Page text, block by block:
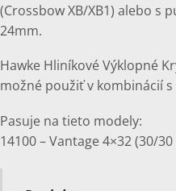
(Crossbow XB/XB1) alebo s
24mm.
Hawke Hliníkové Výklopné
možné použiť v kombinácií
Pasuje na tieto modely:
14100 – Vantage 4×32 (30/